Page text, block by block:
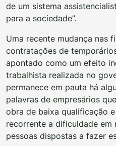
de um sistema
para a sociedade”.
Uma recente mudança nas
contratações de
apontado como um efeito
trabalhista realizada no
permanece em pauta há
palavras de empresários
obra de baixa qualificação
recorrente a dificuldade em
pessoas dispostas a fazer